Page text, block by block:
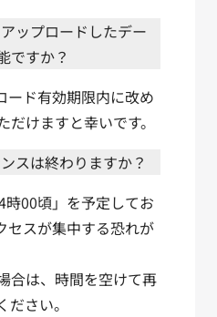
ップロードしたデー
ですか？
ード有効期限内に改め
けますと幸いです。
スは終わりますか？
時00頃」を予定してお
セスが集中する恐れが
合は、時間を空けて再
さい。